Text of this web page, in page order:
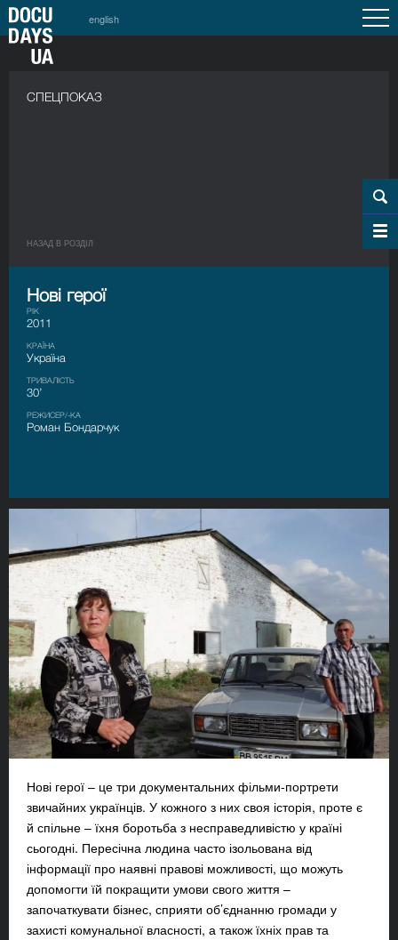
english
СПЕЦПОКАЗ
НАЗАД В РОЗДIЛ
Нові герої
РІК
2011
КРАЇНА
Україна
ТРИВАЛІСТЬ
30’
РЕЖИСЕР/-КА
Роман Бондарчук
Нові герої – це три документальних фільми-портрети
звичайних українців. У кожного з них своя історія, проте є
й спільне – їхня боротьба з несправедливістю у країні
сьогодні. Пересічна людина часто ізольована від
інформації про наявні правові можливості, що можуть
допомогти їй покращити умови свого життя –
започаткувати бізнес, сприяти об’єднанню громади у
захисті комунальної власності, а також їхніх прав та